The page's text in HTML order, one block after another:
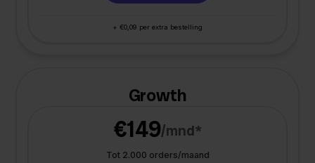
+ €0,09 per extra bestelling
Growth
€149/mnd*
Tot 2.000 orders/maand